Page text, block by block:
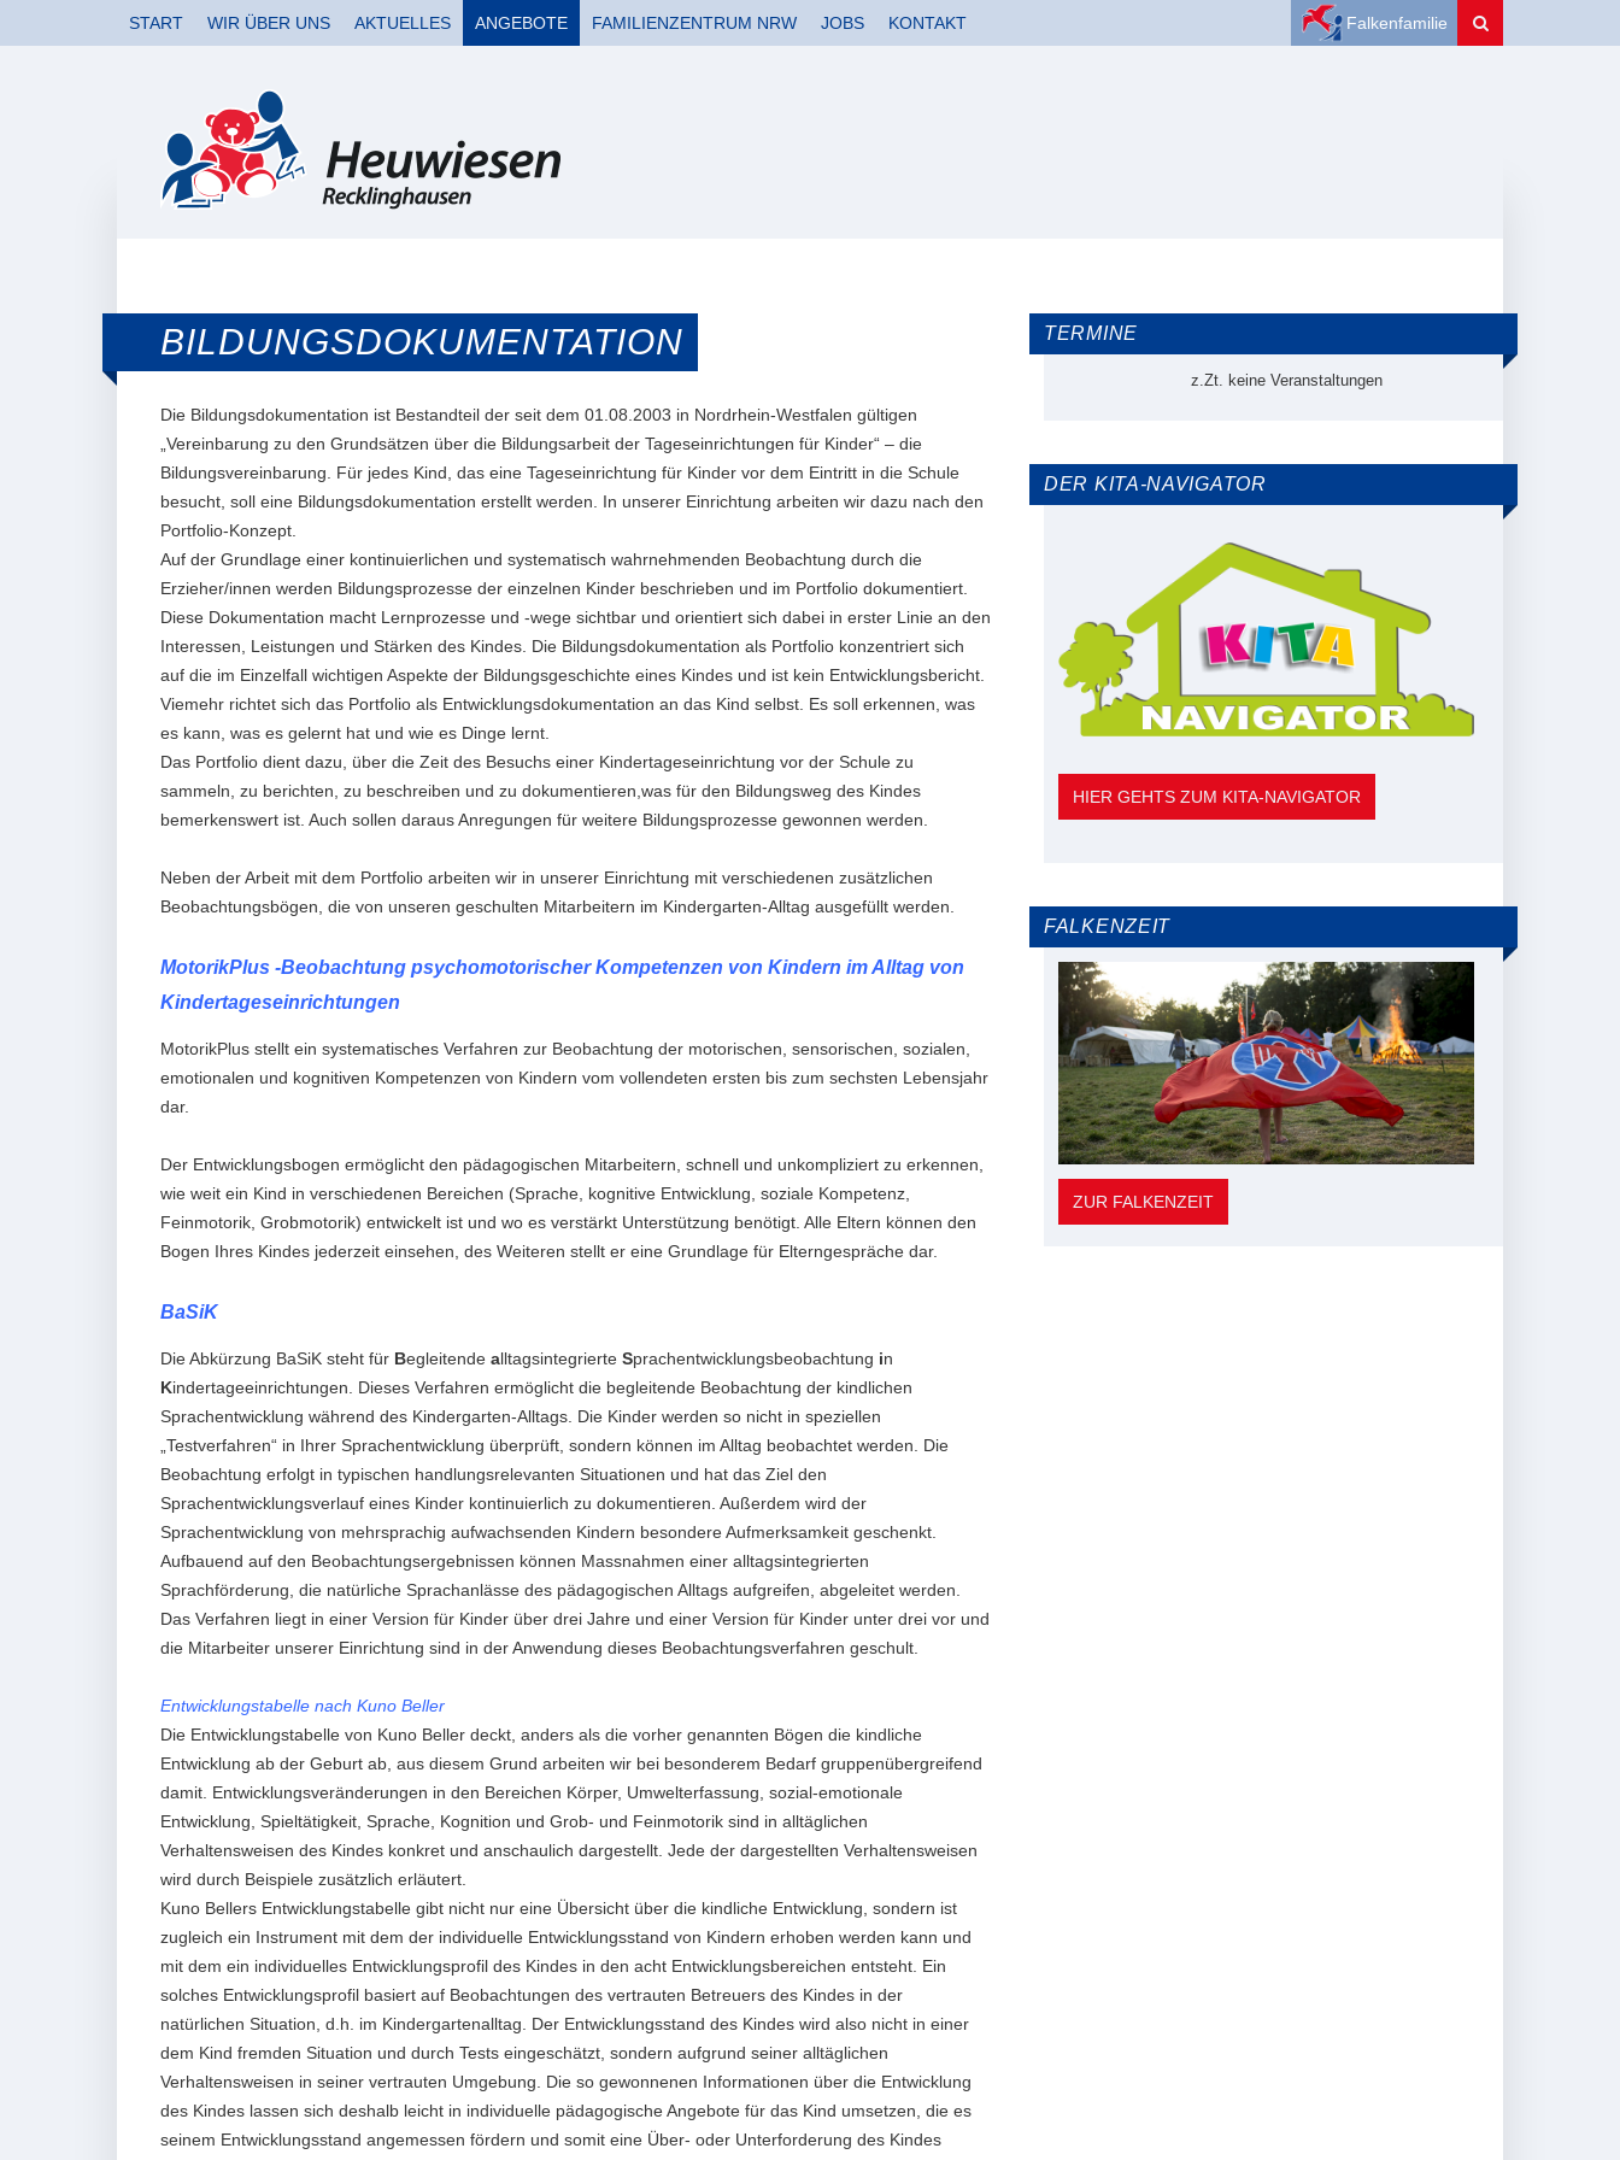
Falkenfamilie
START WIR ÜBER UNS AKTUELLES ANGEBOTE FAMILIENZENTRUM NRW JOBS KONTAKT
BILDUNGSDOKUMENTATION
Die Bildungsdokumentation ist Bestandteil der seit dem 01.08.2003 in Nordrhein-Westfalen gültigen
„Vereinbarung zu den Grundsätzen über die Bildungsarbeit der Tageseinrichtungen für Kinder“ – die
Bildungsvereinbarung. Für jedes Kind, das eine Tageseinrichtung für Kinder vor dem Eintritt in die Schule
besucht, soll eine Bildungsdokumentation erstellt werden. In unserer Einrichtung arbeiten wir dazu nach den
Portfolio-Konzept.
Auf der Grundlage einer kontinuierlichen und systematisch wahrnehmenden Beobachtung durch die
Erzieher/innen werden Bildungsprozesse der einzelnen Kinder beschrieben und im Portfolio dokumentiert.
Diese Dokumentation macht Lernprozesse und -wege sichtbar und orientiert sich dabei in erster Linie an den
Interessen, Leistungen und Stärken des Kindes. Die Bildungsdokumentation als Portfolio konzentriert sich
auf die im Einzelfall wichtigen Aspekte der Bildungsgeschichte eines Kindes und ist kein Entwicklungsbericht.
Viemehr richtet sich das Portfolio als Entwicklungsdokumentation an das Kind selbst. Es soll erkennen, was
es kann, was es gelernt hat und wie es Dinge lernt.
Das Portfolio dient dazu, über die Zeit des Besuchs einer Kindertageseinrichtung vor der Schule zu
sammeln, zu berichten, zu beschreiben und zu dokumentieren,was für den Bildungsweg des Kindes
bemerkenswert ist. Auch sollen daraus Anregungen für weitere Bildungsprozesse gewonnen werden.
Neben der Arbeit mit dem Portfolio arbeiten wir in unserer Einrichtung mit verschiedenen zusätzlichen
Beobachtungsbögen, die von unseren geschulten Mitarbeitern im Kindergarten-Alltag ausgefüllt werden.
MotorikPlus -Beobachtung psychomotorischer Kompetenzen von Kindern im Alltag von
Kindertageseinrichtungen
MotorikPlus stellt ein systematisches Verfahren zur Beobachtung der motorischen, sensorischen, sozialen,
emotionalen und kognitiven Kompetenzen von Kindern vom vollendeten ersten bis zum sechsten Lebensjahr
dar.
Der Entwicklungsbogen ermöglicht den pädagogischen Mitarbeitern, schnell und unkompliziert zu erkennen,
wie weit ein Kind in verschiedenen Bereichen (Sprache, kognitive Entwicklung, soziale Kompetenz,
Feinmotorik, Grobmotorik) entwickelt ist und wo es verstärkt Unterstützung benötigt. Alle Eltern können den
Bogen Ihres Kindes jederzeit einsehen, des Weiteren stellt er eine Grundlage für Elterngespräche dar.
BaSiK
Die Abkürzung BaSiK steht für Begleitende alltagsintegrierte Sprachentwicklungsbeobachtung in
Kindertageeinrichtungen. Dieses Verfahren ermöglicht die begleitende Beobachtung der kindlichen
Sprachentwicklung während des Kindergarten-Alltags. Die Kinder werden so nicht in speziellen
„Testverfahren“ in Ihrer Sprachentwicklung überprüft, sondern können im Alltag beobachtet werden. Die
Beobachtung erfolgt in typischen handlungsrelevanten Situationen und hat das Ziel den
Sprachentwicklungsverlauf eines Kinder kontinuierlich zu dokumentieren. Außerdem wird der
Sprachentwicklung von mehrsprachig aufwachsenden Kindern besondere Aufmerksamkeit geschenkt.
Aufbauend auf den Beobachtungsergebnissen können Massnahmen einer alltagsintegrierten
Sprachförderung, die natürliche Sprachanlässe des pädagogischen Alltags aufgreifen, abgeleitet werden.
Das Verfahren liegt in einer Version für Kinder über drei Jahre und einer Version für Kinder unter drei vor und
die Mitarbeiter unserer Einrichtung sind in der Anwendung dieses Beobachtungsverfahren geschult.
Entwicklungstabelle nach Kuno Beller
Die Entwicklungstabelle von Kuno Beller deckt, anders als die vorher genannten Bögen die kindliche
Entwicklung ab der Geburt ab, aus diesem Grund arbeiten wir bei besonderem Bedarf gruppenübergreifend
damit. Entwicklungsveränderungen in den Bereichen Körper, Umwelterfassung, sozial-emotionale
Entwicklung, Spieltätigkeit, Sprache, Kognition und Grob- und Feinmotorik sind in alltäglichen
Verhaltensweisen des Kindes konkret und anschaulich dargestellt. Jede der dargestellten Verhaltensweisen
wird durch Beispiele zusätzlich erläutert.
Kuno Bellers Entwicklungstabelle gibt nicht nur eine Übersicht über die kindliche Entwicklung, sondern ist
zugleich ein Instrument mit dem der individuelle Entwicklungsstand von Kindern erhoben werden kann und
mit dem ein individuelles Entwicklungsprofil des Kindes in den acht Entwicklungsbereichen entsteht. Ein
solches Entwicklungsprofil basiert auf Beobachtungen des vertrauten Betreuers des Kindes in der
natürlichen Situation, d.h. im Kindergartenalltag. Der Entwicklungsstand des Kindes wird also nicht in einer
dem Kind fremden Situation und durch Tests eingeschätzt, sondern aufgrund seiner alltäglichen
Verhaltensweisen in seiner vertrauten Umgebung. Die so gewonnenen Informationen über die Entwicklung
des Kindes lassen sich deshalb leicht in individuelle pädagogische Angebote für das Kind umsetzen, die es
seinem Entwicklungsstand angemessen fördern und somit eine Über- oder Unterforderung des Kindes
TERMINE
z.Zt. keine Veranstaltungen
DER KITA-NAVIGATOR
HIER GEHTS ZUM KITA-NAVIGATOR
FALKENZEIT
ZUR FALKENZEIT